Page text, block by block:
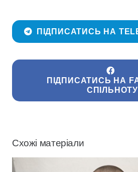
ПІДПИСАТИСЬ НА
ПІДПИСАТИСЬ НА
СПІЛЬНОТУ
Схожі матеріали